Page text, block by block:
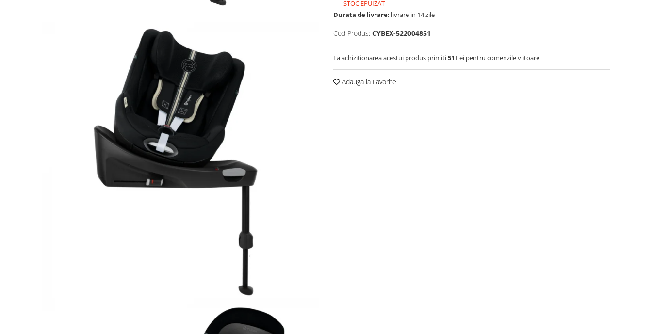
STOC EPUIZAT
Durata de livrare: livrare in 14 zile
Cod Produs: CYBEX-522004851
La achizitionarea acestui produs primiti51 Lei pentru comenzile viitoare
Adauga la Favorite